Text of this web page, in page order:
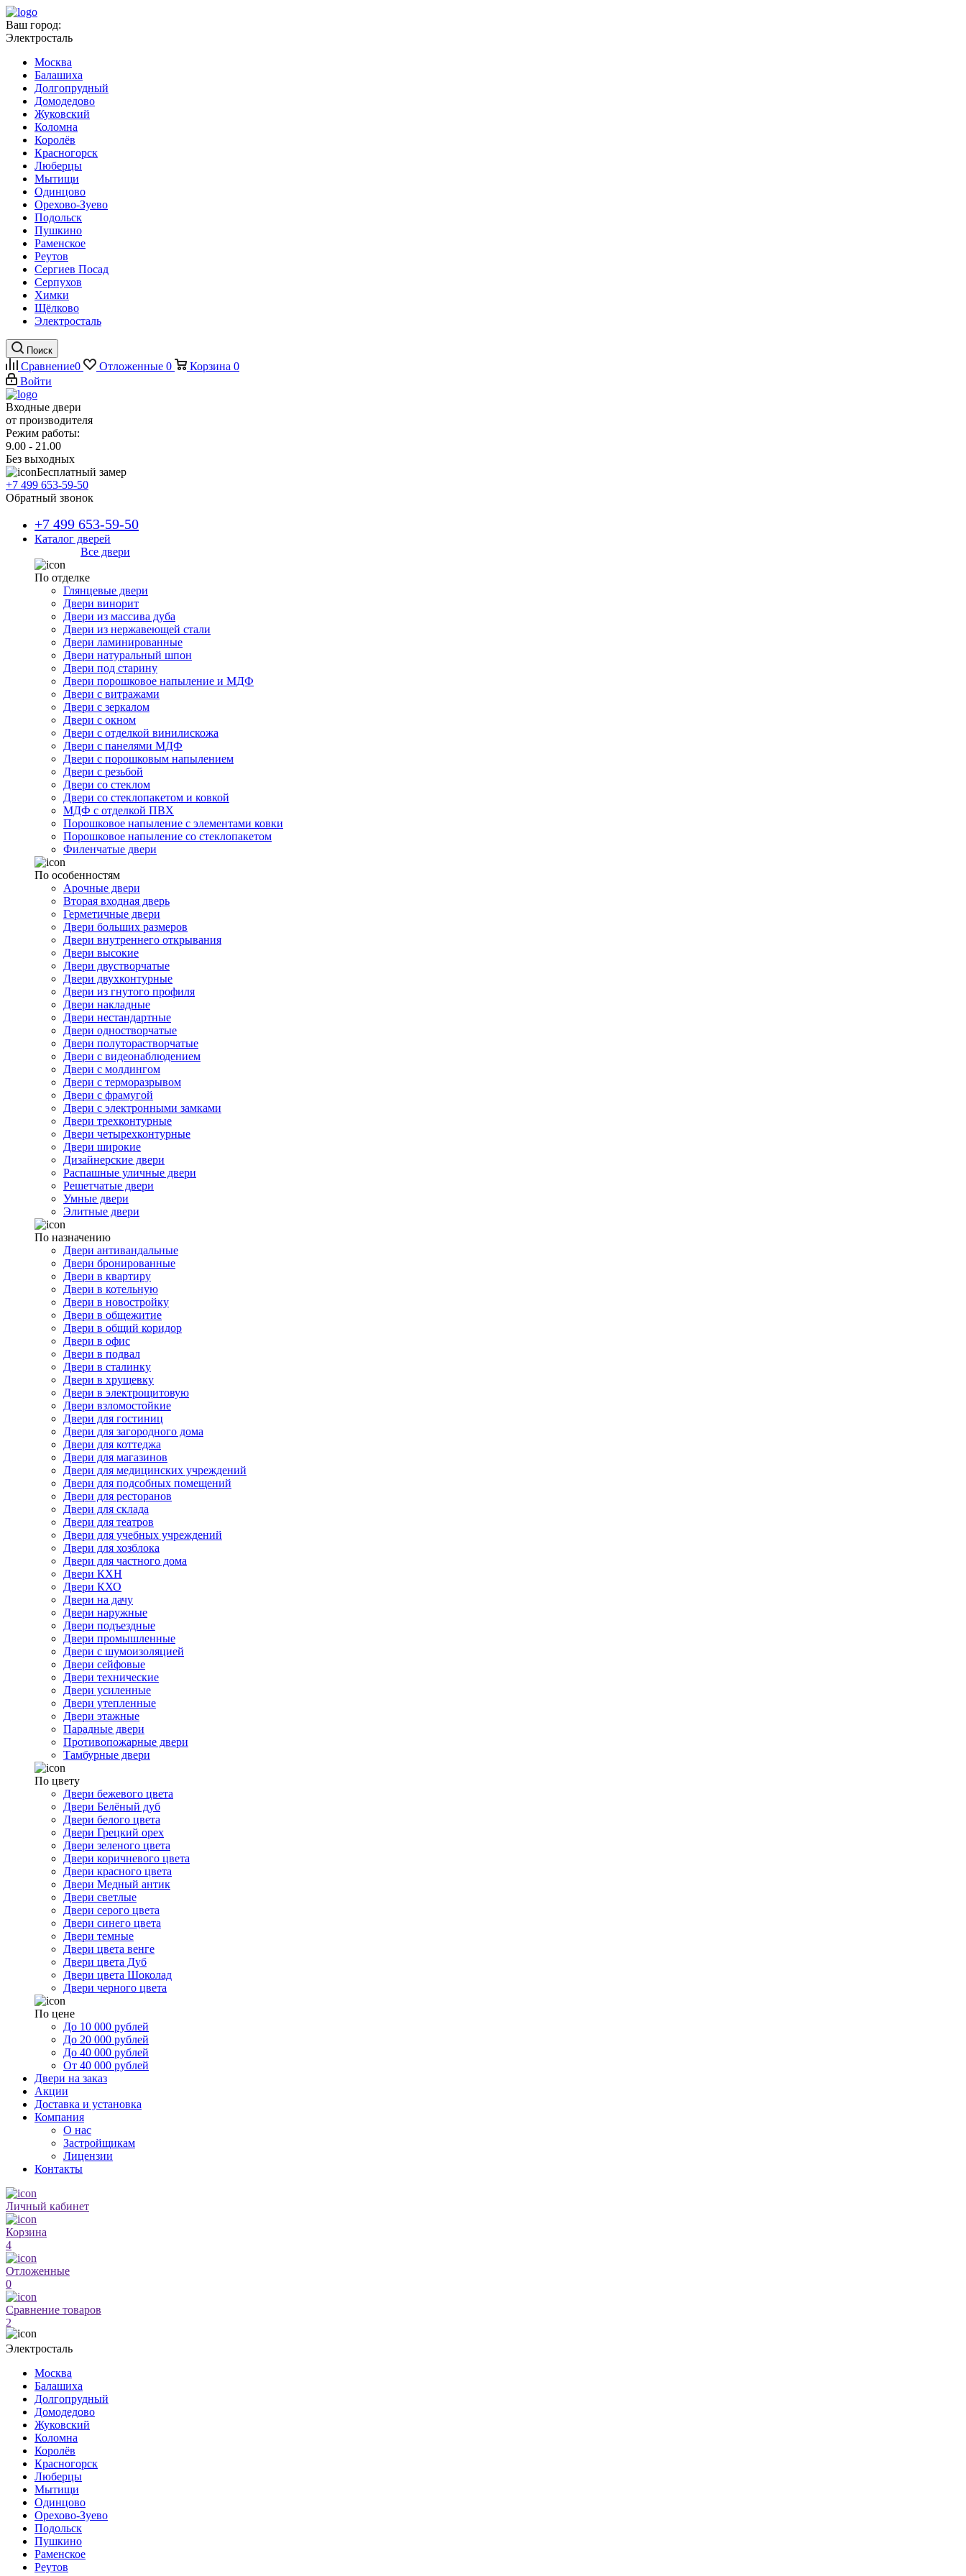
Ваш город:
Электросталь
Москва
Балашиха
Долгопрудный
Домодедово
Жуковский
Коломна
Королёв
Красногорск
Люберцы
Мытищи
Одинцово
Орехово-Зуево
Подольск
Пушкино
Раменское
Реутов
Сергиев Посад
Серпухов
Химки
Щёлково
Электросталь
Поиск
Сравнение0 Отложенные 0 Корзина 0
Войти
Входные двери
от производителя
Режим работы:
9.00 - 21.00
Без выходных
Бесплатный замер
+7 499 653-59-50
Обратный звонок
+7 499 653-59-50
Каталог дверей
Все двери
По отделке
Глянцевые двери
Двери винорит
Двери из массива дуба
Двери из нержавеющей стали
Двери ламинированные
Двери натуральный шпон
Двери под старину
Двери порошковое напыление и МДФ
Двери с витражами
Двери с зеркалом
Двери с окном
Двери с отделкой винилискожа
Двери с панелями МДФ
Двери с порошковым напылением
Двери с резьбой
Двери со стеклом
Двери со стеклопакетом и ковкой
МДФ с отделкой ПВХ
Порошковое напыление с элементами ковки
Порошковое напыление со стеклопакетом
Филенчатые двери
По особенностям
Арочные двери
Вторая входная дверь
Герметичные двери
Двери больших размеров
Двери внутреннего открывания
Двери высокие
Двери двустворчатые
Двери двухконтурные
Двери из гнутого профиля
Двери накладные
Двери нестандартные
Двери одностворчатые
Двери полуторастворчатые
Двери с видеонаблюдением
Двери с молдингом
Двери с терморазрывом
Двери с фрамугой
Двери с электронными замками
Двери трехконтурные
Двери четырехконтурные
Двери широкие
Дизайнерские двери
Распашные уличные двери
Решетчатые двери
Умные двери
Элитные двери
По назначению
Двери антивандальные
Двери бронированные
Двери в квартиру
Двери в котельную
Двери в новостройку
Двери в общежитие
Двери в общий коридор
Двери в офис
Двери в подвал
Двери в сталинку
Двери в хрущевку
Двери в электрощитовую
Двери взломостойкие
Двери для гостиниц
Двери для загородного дома
Двери для коттеджа
Двери для магазинов
Двери для медицинских учреждений
Двери для подсобных помещений
Двери для ресторанов
Двери для склада
Двери для театров
Двери для учебных учреждений
Двери для хозблока
Двери для частного дома
Двери КХН
Двери КХО
Двери на дачу
Двери наружные
Двери подъездные
Двери промышленные
Двери с шумоизоляцией
Двери сейфовые
Двери технические
Двери усиленные
Двери утепленные
Двери этажные
Парадные двери
Противопожарные двери
Тамбурные двери
По цвету
Двери бежевого цвета
Двери Белёный дуб
Двери белого цвета
Двери Грецкий орех
Двери зеленого цвета
Двери коричневого цвета
Двери красного цвета
Двери Медный антик
Двери светлые
Двери серого цвета
Двери синего цвета
Двери темные
Двери цвета венге
Двери цвета Дуб
Двери цвета Шоколад
Двери черного цвета
По цене
До 10 000 рублей
До 20 000 рублей
До 40 000 рублей
От 40 000 рублей
Двери на заказ
Акции
Доставка и установка
Компания
О нас
Застройщикам
Лицензии
Контакты
Личный кабинет
Корзина
4
Отложенные
0
Сравнение товаров
2
Электросталь
Москва
Балашиха
Долгопрудный
Домодедово
Жуковский
Коломна
Королёв
Красногорск
Люберцы
Мытищи
Одинцово
Орехово-Зуево
Подольск
Пушкино
Раменское
Реутов